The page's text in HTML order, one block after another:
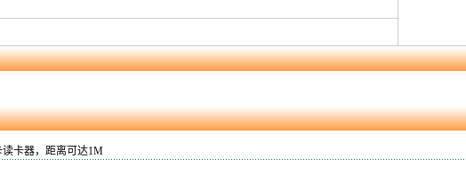
卡器，距离可达1M